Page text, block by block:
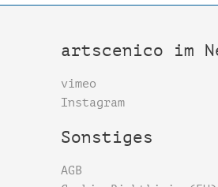
artscenico im
vimeo
Instagram
Sonstiges
AGB